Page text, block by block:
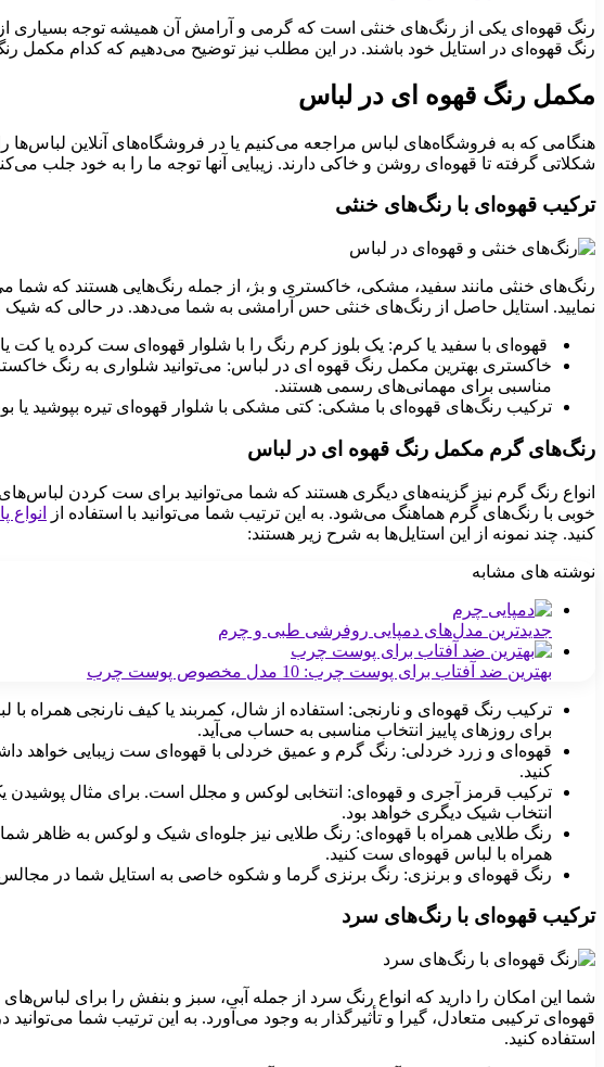
رنگ قهوه‌ای یکی از رنگ‌های خنثی است که گرمی و آرامش آن همیشه توجه بسیاری
رنگ قهوه‌ای در استایل خود باشند. در این مطلب نیز توضیح می‌دهیم که کدام مکمل
مکمل رنگ قهوه ای در لباس
هنگامی که به فروشگاه‌های لباس مراجعه می‌کنیم یا در فروشگاه‌های آنلاین
شکلاتی گرفته تا قهوه‌ای روشن و خاکی دارند. زیبایی آنها توجه ما را به خود جلب
ترکیب قهوه‌ای با رنگ‌های خنثی
رنگ‌های خنثی مانند سفید، مشکی، خاکستری و بژ، از جمله رنگ‌هایی هستند که شما
نمایید. استایل حاصل از رنگ‌های خنثی حس آرامشی به شما می‌دهد. در حالی که شیک و
قهوه‌ای با سفید یا کرم: یک بلوز کرم رنگ را با شلوار قهوه‌ای ست کرده یا کت
خاکستری بهترین مکمل رنگ قهوه ای در لباس: می‌توانید شلواری به رنگ
مناسبی برای مهمانی‌های رسمی هستند.
ترکیب رنگ‌های قهوه‌ای با مشکی: کتی مشکی با شلوار قهوه‌ای تیره بپوشید یا
رنگ‌های گرم مکمل رنگ قهوه ای در لباس
انواع رنگ‌ گرم نیز گزینه‌های دیگری هستند که شما می‌توانید برای ست کردن
خوبی با رنگ‌های گرم هماهنگ می‌شود. به این ترتیب شما می‌توانید با استفاده از
کنید. چند نمونه از این استایل‌ها به شرح زیر هستند:
نوشته های مشابه
جدیدترین مدل‌های دمپایی روفرشی طبی و چرم
بهترین ضد آفتاب برای پوست چرب: 10 مدل مخصوص پوست چرب
ترکیب رنگ قهوه‌ای و نارنجی: استفاده از شال، کمربند یا کیف نارنجی
برای روزهای پاییز انتخاب مناسبی به حساب می‌آید.
قهوه‌ای و زرد خردلی: رنگ گرم و عمیق خردلی با قهوه‌ای ست زیبایی خواهد
کنید.
ترکیب قرمز آجری و قهوه‌ای: انتخابی لوکس و مجلل است. برای مثال پوشیدن
انتخاب شیک دیگری خواهد بود.
رنگ طلایی همراه با قهوه‌ای: رنگ طلایی نیز جلوه‌ای شیک و لوکس به ظاهر
همراه با لباس قهوه‌ای ست کنید.
رنگ قهوه‌ای و برنزی: رنگ برنزی گرما و شکوه خاصی به استایل شما در
ترکیب قهوه‌ای با رنگ‌های سرد
شما این امکان را دارید که انواع رنگ سرد از جمله آبی، سبز و بنفش را برای
قهوه‌ای ترکیبی متعادل، گیرا و تأثیرگذار به وجود می‌آورد. به این ترتیب شما
استفاده کنید.